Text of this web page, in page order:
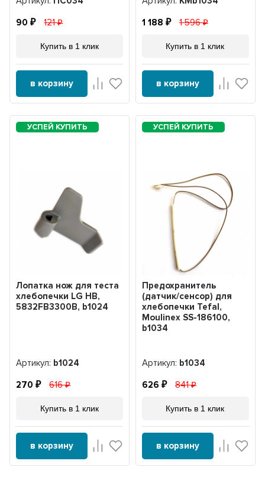
90 121
Купить в 1 клик
в корзину
1 188 1 596
Купить в 1 клик
в корзину
Лопатка нож для теста
хлебопечки LG HB,
5832FB3300B, b1024
Артикул: b1024
270 616
Купить в 1 клик
в корзину
Предохранитель
(датчик/сенсор) для
хлебопечки Tefal,
Moulinex SS-186100,
b1034
Артикул: b1034
626 841
Купить в 1 клик
в корзину